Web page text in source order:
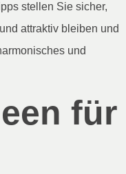
stellen Sie sicher,
attraktiv bleiben und
und
für